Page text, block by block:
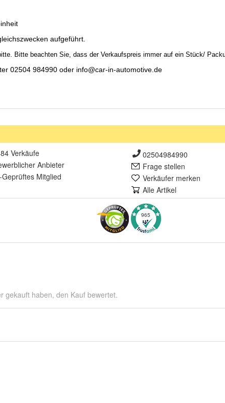
Verkäufe
er Anbieter
Geprüftes Mitglied
02504984990
Frage stellen
Verkäufer merken
Alle Artikel
965
gekauft haben, den Kauf bewertet.